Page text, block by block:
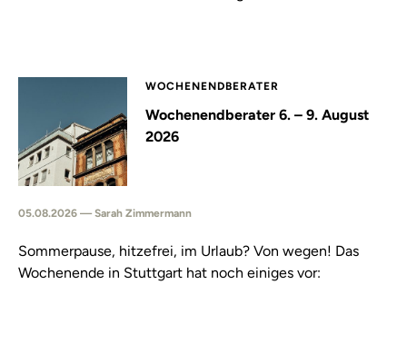
WOCHENENDBERATER
Wochenendberater 6. – 9. August
2026
05.08.2026 — Sarah Zimmermann
Sommerpause, hitzefrei, im Urlaub? Von wegen! Das
Wochenende in Stuttgart hat noch einiges vor: